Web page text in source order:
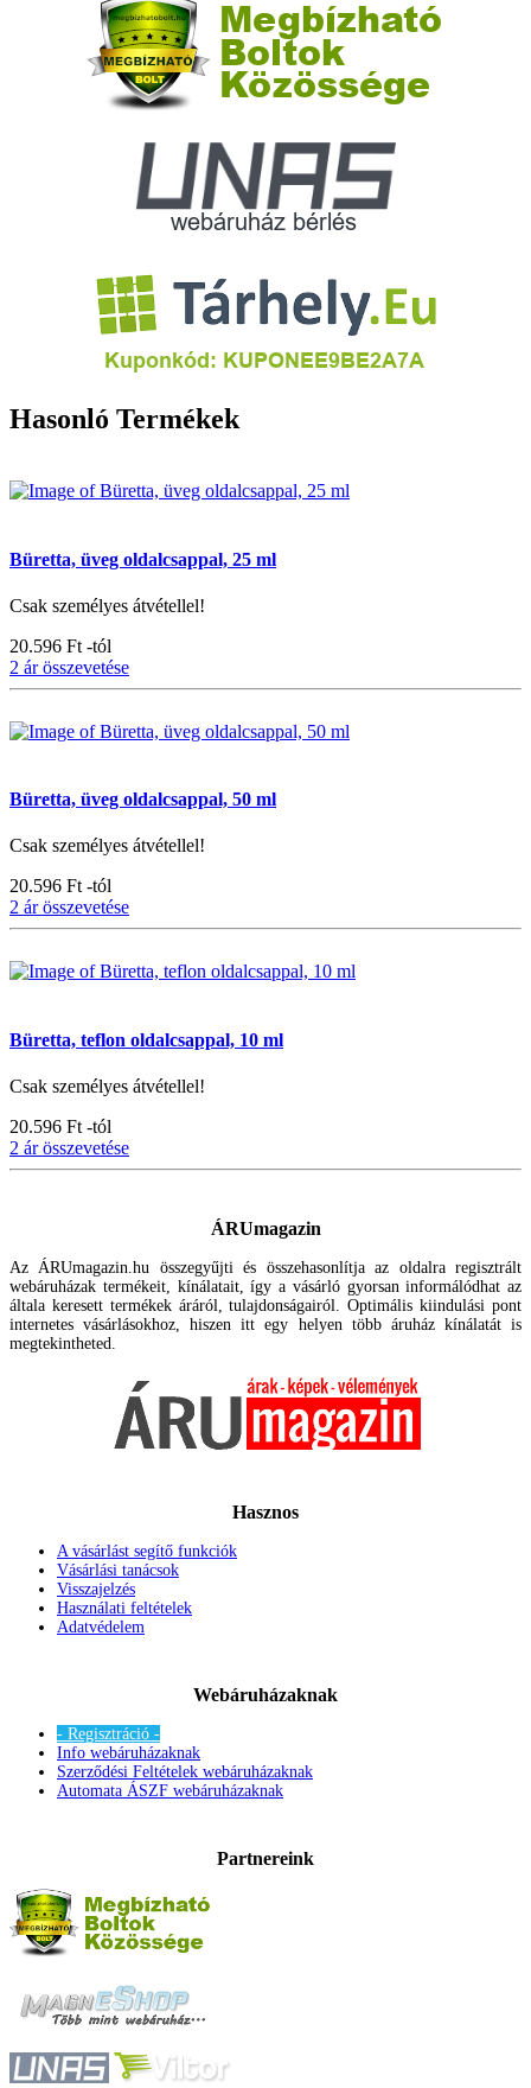
Hasonló Termékek
Büretta, üveg oldalcsappal, 25 ml
Csak személyes átvétellel!
20.596 Ft -tól
2 ár összevetése
Büretta, üveg oldalcsappal, 50 ml
Csak személyes átvétellel!
20.596 Ft -tól
2 ár összevetése
Büretta, teflon oldalcsappal, 10 ml
Csak személyes átvétellel!
20.596 Ft -tól
2 ár összevetése
ÁRUmagazin
Az ÁRUmagazin.hu összegyűjti és összehasonlítja az oldalra regisztrált
webáruházak termékeit, kínálatait, így a vásárló gyorsan informálódhat az
általa keresett termékek áráról, tulajdonságairól. Optimális kiindulási pont
internetes vásárlásokhoz, hiszen itt egy helyen több áruház kínálatát is
megtekintheted.
Hasznos
A vásárlást segítő funkciók
Vásárlási tanácsok
Visszajelzés
Használati feltételek
Adatvédelem
Webáruházaknak
- Regisztráció -
Info webáruházaknak
Szerződési Feltételek webáruházaknak
Automata ÁSZF webáruházaknak
Partnereink